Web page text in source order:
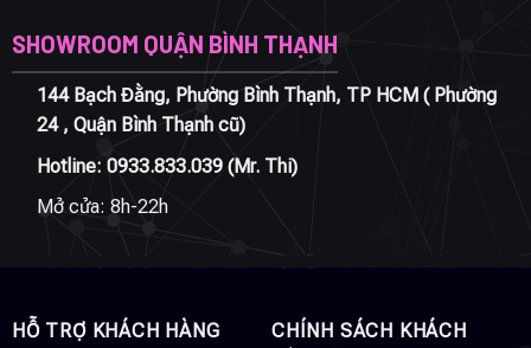
SHOWROOM QUẬN BÌNH THẠNH
144 Bạch Đằng, Phường Bình Thạnh, TP HCM ( Phường
24 , Quận Bình Thạnh cũ)
Hotline: 0933.833.039(Mr. Thi)
Mở cửa: 8h-22h
HỖ TRỢ KHÁCH HÀNG
CHÍNH SÁCH KHÁCH